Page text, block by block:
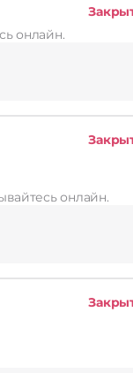
онлайн.
онлайн.